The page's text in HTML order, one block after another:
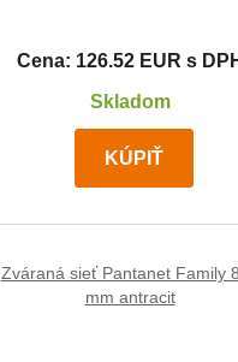
Cena: 126.52 EUR s
Skladom
KÚPIŤ
Zváraná sieť Pantanet Family
mm antracit